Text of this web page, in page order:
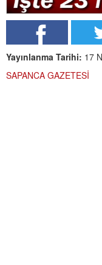
Yayınlanma Tarihi: 17
SAPANCA GAZETESİ